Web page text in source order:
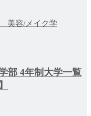
部 4年制大学一覧